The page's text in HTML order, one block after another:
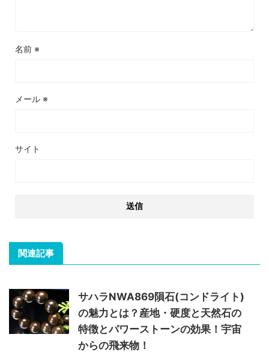
名前 ※
メール ※
サイト
関連記事
サハラNWA869隕石(コンドライト)
の魅力とは？産地・硬度と天然石の
特徴とパワーストーンの効果！宇宙
からの飛来物！